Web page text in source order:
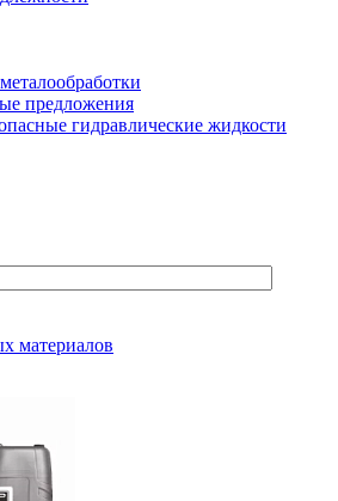
предложения
гидравлические жидкости
материалов